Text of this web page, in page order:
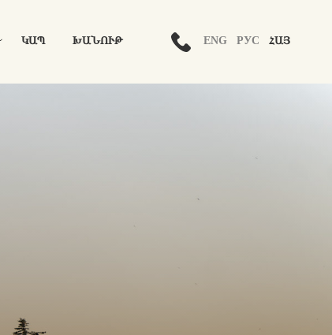
ԿԱՊ ԽԱՆՈՒԹ ENG РУС ՀԱՅ